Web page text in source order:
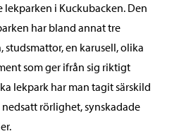
i Kuckubacken. Den
har bland annat tre
studsmattor, en karusell, olika
som ger ifrån sig riktigt
lekpark har man tagit särskild
rörlighet, synskadade